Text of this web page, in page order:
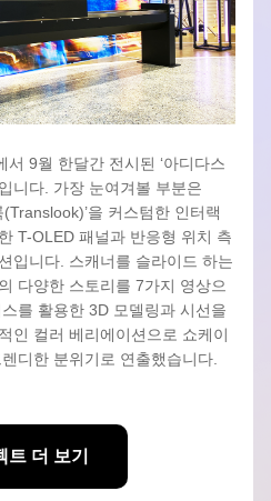
9월 한달간 전시된 ‘아디다스
니다. 가장 눈여겨볼 부분은
을 커스텀한 인터랙
T-OLED 패널과 반응형 위치 측
입니다. 스캐너를 슬라이드 하는
다양한 스토리를 7가지 영상으
를 활용한 3D 모델링과 시선을
인 컬러 베리에이션으로 쇼케이
디한 분위기로 연출했습니다.
트 더 보기